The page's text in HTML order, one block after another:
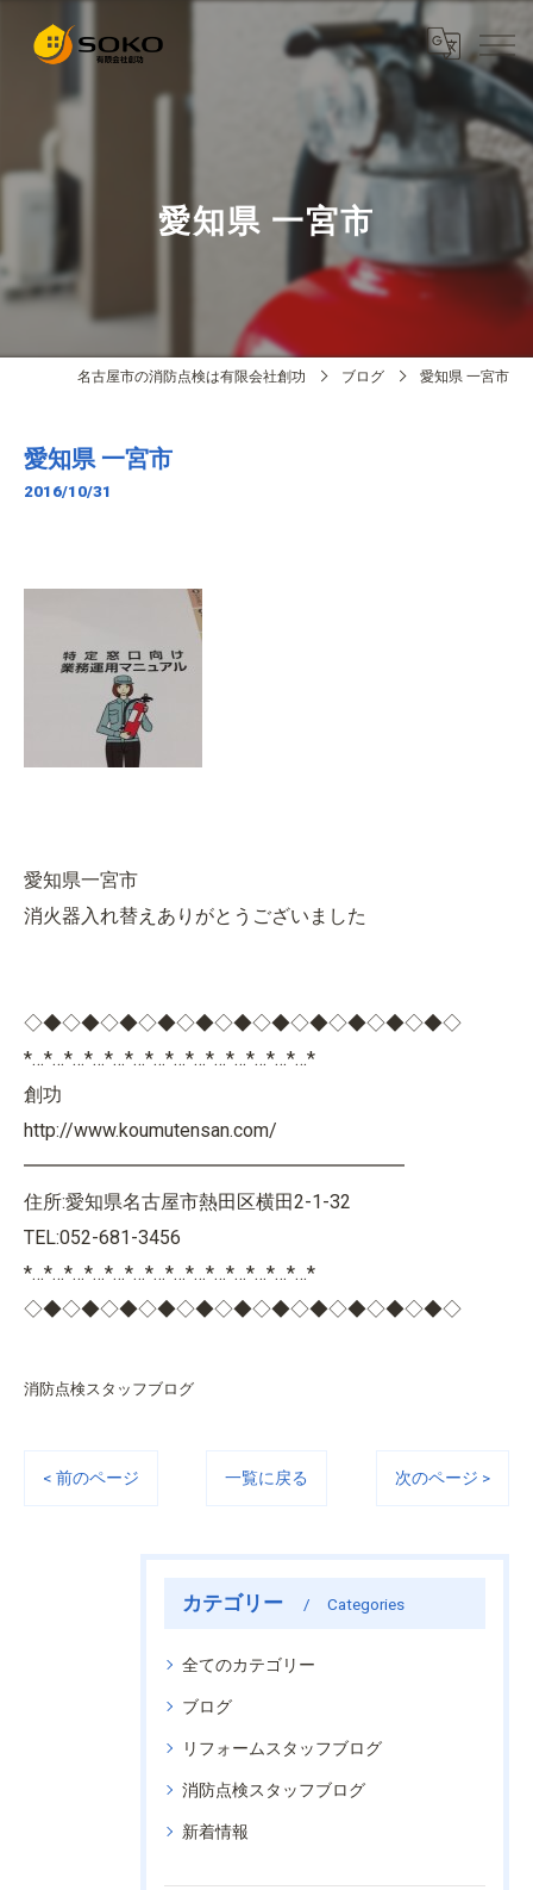
愛知県 一宮市
名古屋市の消防点検は有限会社創功 ブログ 愛知県 一宮市
愛知県 一宮市
2016/10/31
愛知県一宮市
消火器入れ替えありがとうございました
◇◆◇◆◇◆◇◆◇◆◇◆◇◆◇◆◇◆◇◆◇◆◇
*…*…*…*…*…*…*…*…*…*…*…*…*…*…*
創功
http://www.koumutensan.com/
━━━━━━━━━━━━━━━━━━━━
住所:愛知県名古屋市熱田区横田2-1-32
TEL:052-681-3456
*…*…*…*…*…*…*…*…*…*…*…*…*…*…*
◇◆◇◆◇◆◇◆◇◆◇◆◇◆◇◆◇◆◇◆◇◆◇
消防点検スタッフブログ
< 前のページ 一覧に戻る 次のページ >
カテゴリー Categories
全てのカテゴリー
ブログ
リフォームスタッフブログ
消防点検スタッフブログ
新着情報